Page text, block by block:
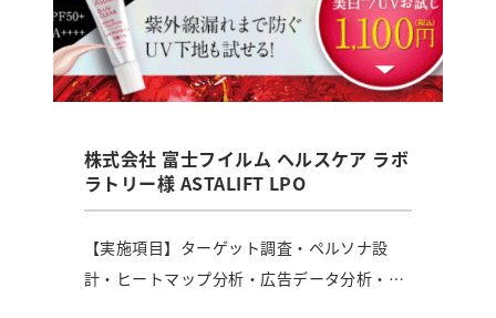
株式会社 富士フイルム ヘルスケア ラボ
ラトリー様 ASTALIFT LPO
【実施項目】ターゲット調査・ペルソナ設
計・ヒートマップ分析・広告データ分析・構